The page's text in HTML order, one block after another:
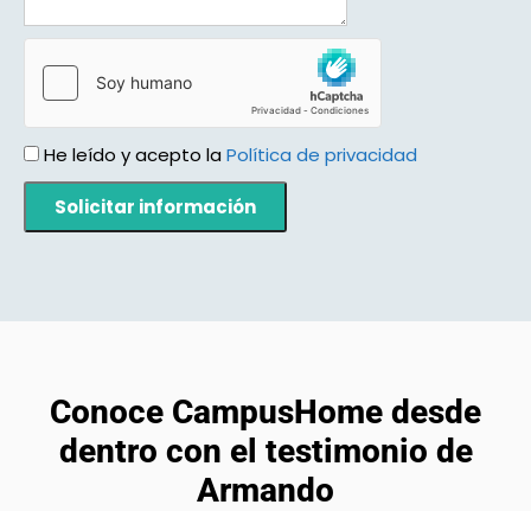
He leído y acepto la Política de privacidad
Solicitar información
Conoce CampusHome desde
dentro con el testimonio de
Armando